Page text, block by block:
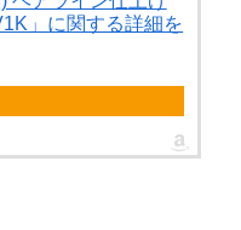
」に関する詳細を